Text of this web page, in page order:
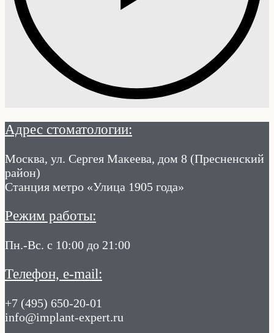
Адрес стоматологии:
Москва, ул. Сергея Макеева, дом 8 (Пресненский
район)
Станция метро «Улица 1905 года»
Режим работы:
Пн.-Вс. с 10:00 до 21:00
Телефон, e-mail:
+7 (495) 650-20-01
info@implant-expert.ru